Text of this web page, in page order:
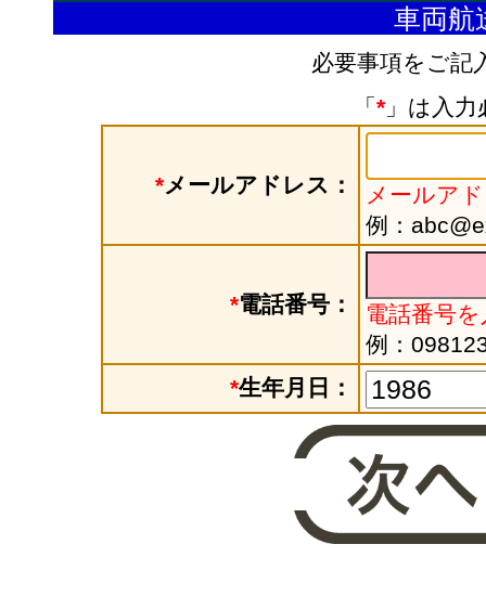
車両航
必要事項をご記
「 *」は入力
*メールアドレス：
メールア
例：
*電話番号：
電話番号
例：
*生年月日：